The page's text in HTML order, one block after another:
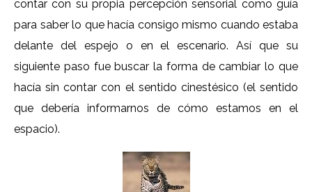
contar con su propia percepción sensorial como guía
para saber lo que hacía consigo mismo cuando estaba
delante del espejo o en el escenario. Así que su
siguiente paso fue buscar la forma de cambiar lo que
hacía sin contar con el sentido cinestésico (el sentido
que debería informarnos de cómo estamos en el
espacio).